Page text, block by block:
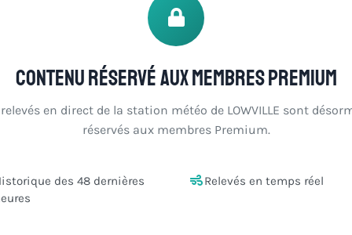
Contenu réservé aux membres Premium
relevés en direct de la station météo de LOWVILLE sont
réservés aux membres Premium.
des 48 dernières
Relevés en temps réel